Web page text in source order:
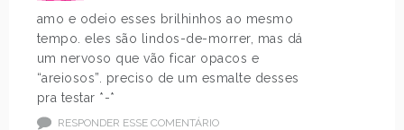
amo e odeio esses brilhinhos ao mesmo
tempo. eles são lindos-de-morrer, mas dá
um nervoso que vão ficar opacos e
“areiosos”. preciso de um esmalte desses
pra testar *-*
RESPONDER ESSE COMENTÁRIO